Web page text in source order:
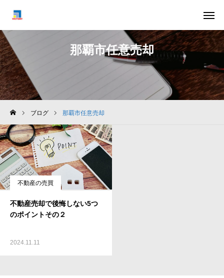
那覇市任意売却
ブログ 那覇市任意売却
不動産の売買
不動産売却で後悔しない5つ
のポイントその２
2024.11.11
はじめての方へ お問い合わせ
不動産売却お役立ちコラム
相続不動産のご相談
任意売却のご相談
会社概要
よくある質問